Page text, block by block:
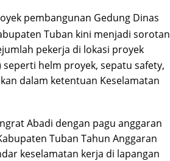
pembangunan Gedung Dinas
Tuban kini menjadi sorotan
pekerja di lokasi proyek
helm proyek, sepatu safety,
dalam ketentuan Keselamatan
Abadi dengan pagu anggaran
Tuban Tahun Anggaran
keselamatan kerja di lapangan